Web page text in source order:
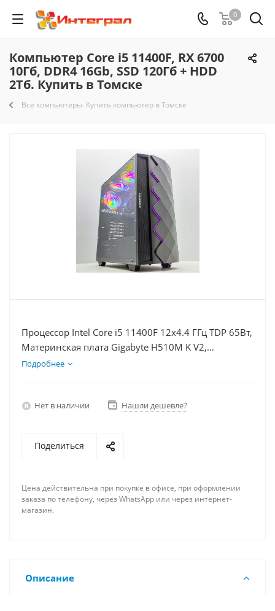
0
Компьютер Core i5 11400F, RX 6700
10Гб, DDR4 16Gb, SSD 120Гб + HDD
2Тб. Купить в Томске
Все компьютеры. Купить компьютер в Томске
Процессор Intel Core i5 11400F 12x4.4 ГГц TDP 65Вт,
Материнская плата Gigabyte H510M K V2,
Видеокарта RX 6700 10Гб, Память DDR4 16Gb,
Подробнее
Нет в наличии Нашли дешевле?
Поделиться
Цена действительна при покупке в офисе, при оформлении
заказа по телефону, через WhatsApp или через интернет-
магазин.
Описание